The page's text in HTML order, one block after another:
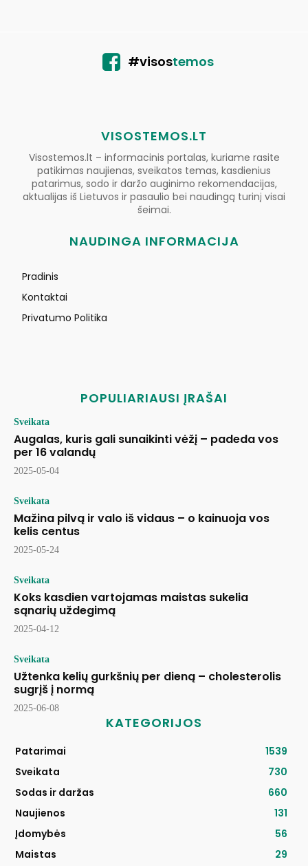
#visostemos
VISOSTEMOS.LT
Visostemos.lt – informacinis portalas, kuriame rasite
patikimas naujienas, sveikatos temas, kasdienius
patarimus, sodo ir daržo auginimo rekomendacijas,
aktualijas iš Lietuvos ir pasaulio bei naudingą turinį visai
šeimai.
NAUDINGA INFORMACIJA
Pradinis
Kontaktai
Privatumo Politika
POPULIARIAUSI ĮRAŠAI
Sveikata
Augalas, kuris gali sunaikinti vėžį – padeda vos
per 16 valandų
2025-05-04
Sveikata
Mažina pilvą ir valo iš vidaus – o kainuoja vos
kelis centus
2025-05-24
Sveikata
Koks kasdien vartojamas maistas sukelia
sąnarių uždegimą
2025-04-12
Sveikata
Užtenka kelių gurkšnių per dieną – cholesterolis
sugrįš į normą
2025-06-08
KATEGORIJOS
Patarimai
1539
Sveikata
730
Sodas ir daržas
660
Naujienos
131
Įdomybės
56
Maistas
29